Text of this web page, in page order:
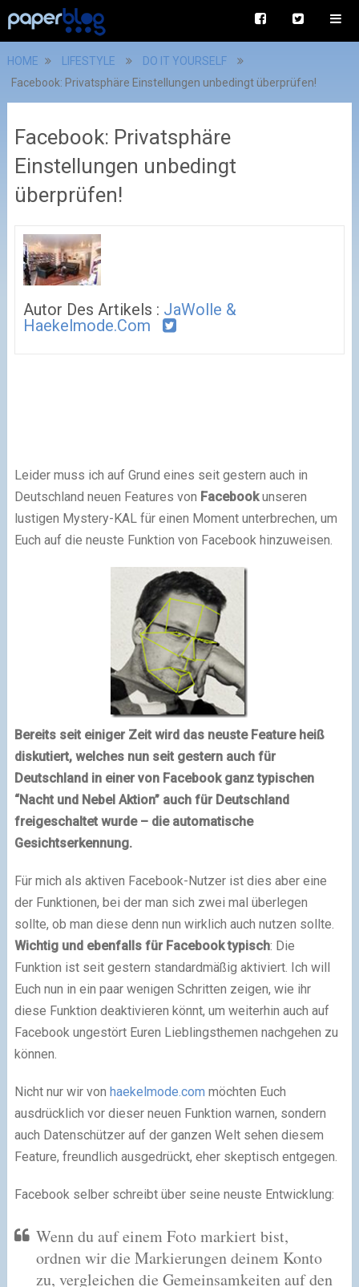
HOME LIFESTYLE
DO IT YOURSELF
Facebook: Privatsphäre Einstellungen unbedingt überprüfen!
Facebook: Privatsphäre
Einstellungen unbedingt
überprüfen!
Autor Des Artikels : JaWolle &
Haekelmode.com
Leider muss ich auf Grund eines seit gestern auch in
Deutschland neuen Features von Facebookunseren
lustigen Mystery-KAL für einen Moment unterbrechen, um
Euch auf die neuste Funktion von Facebook hinzuweisen.
Bereits seit einiger Zeit wird das neuste Feature heiß
diskutiert, welches nun seit gestern auch für
Deutschland in einer von Facebook ganz typischen
“Nacht und Nebel Aktion” auch für Deutschland
freigeschaltet wurde – die automatische
Gesichtserkennung.
Für mich als aktiven Facebook-Nutzer ist dies aber eine
der Funktionen, bei der man sich zwei mal überlegen
sollte, ob man diese denn nun wirklich auch nutzen sollte.
Wichtig und ebenfalls für Facebook typisch: Die
Funktion ist seit gestern standardmäßig aktiviert. Ich will
Euch nun in ein paar wenigen Schritten zeigen, wie ihr
diese Funktion deaktivieren könnt, um weiterhin auch auf
Facebook ungestört Euren Lieblingsthemen nachgehen zu
können.
Nicht nur wir von haekelmode.com möchten Euch
ausdrücklich vor dieser neuen Funktion warnen, sondern
auch Datenschützer auf der ganzen Welt sehen diesem
Feature, freundlich ausgedrückt, eher skeptisch entgegen.
Facebook selber schreibt über seine neuste Entwicklung:
Wenn du auf einem Foto markiert bist,
ordnen wir die Markierungen deinem Konto
zu, vergleichen die Gemeinsamkeiten auf den